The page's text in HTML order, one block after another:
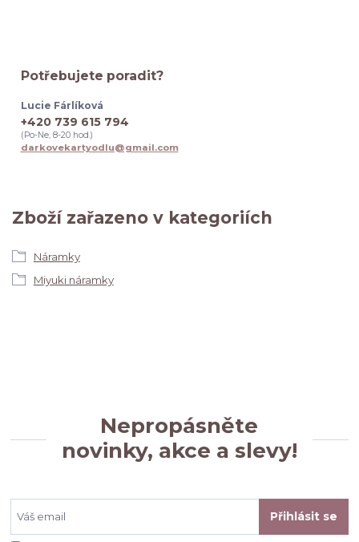
Zboží zařazeno v kategoriích
Náramky
Miyuki náramky
Potřebujete poradit?
Lucie Fárlíková
+420 739 615 794
(Po-Ne, 8-20 hod.)
darkovekartyodlu@gmail.com
Nepropásněte
novinky, akce a slevy!
Přihlásit se